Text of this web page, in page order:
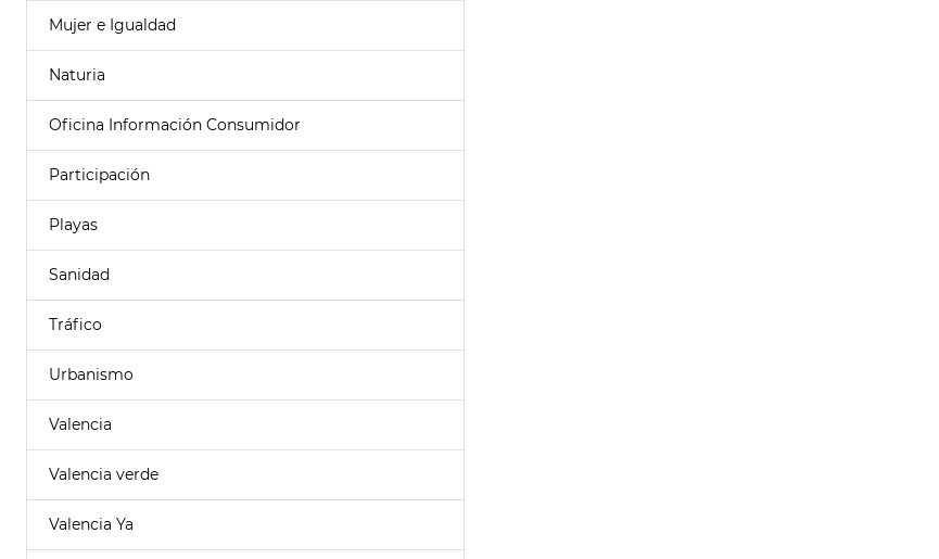
Mujer e Igualdad
Naturia
Oficina Información Consumidor
Participación
Playas
Sanidad
Tráfico
Urbanismo
Valencia
Valencia verde
Valencia Ya